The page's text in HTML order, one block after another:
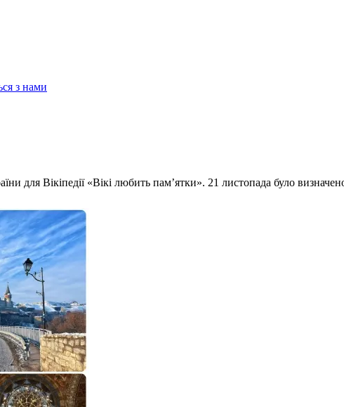
з нами
для Вікіпедії «Вікі любить пам’ятки». 21 листопада було